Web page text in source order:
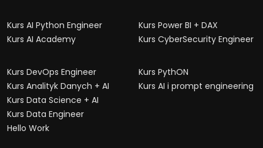
Kurs AI Python Engineer
Kurs AI Academy
Kurs Power BI + DAX
Kurs CyberSecurity Engineer
Kurs DevOps Engineer
Kurs Analityk Danych + AI
Kurs Data Science + AI
Kurs Data Engineer
Hello Work
Kurs PythON
Kurs AI i prompt engineering